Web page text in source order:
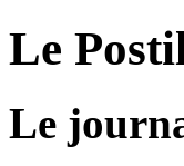
Le
Le